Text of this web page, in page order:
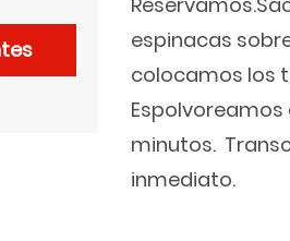
espinacas
colocamos los
minutos.
inmediato.